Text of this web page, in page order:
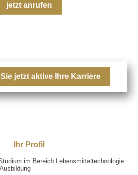
jetzt anrufen
jetzt aktive Ihre Karriere
Ihr Profil
im Bereich Lebensmitteltechnologie